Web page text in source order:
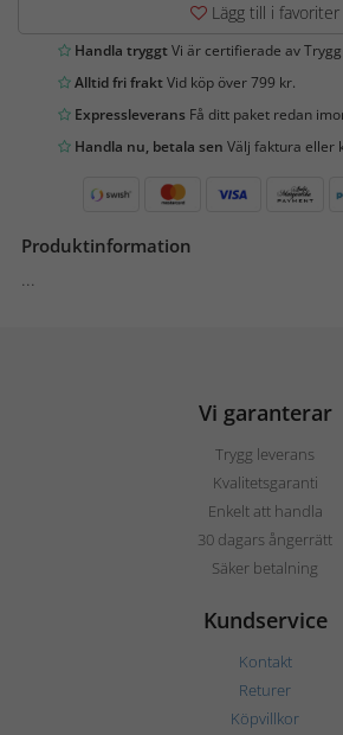
Lägg till i favoriter
Handla tryggtVi är certifierade av
Alltid fri fraktVid köp över 799 kr.
Expressleverans Få ditt paket redan
Handla nu, betala sen Välj faktura eller
Produktinformation
...
Vi garanterar
Trygg leverans
Kvalitetsgaranti
Enkelt att handla
30 dagars ångerrätt
Säker betalning
Kundservice
Kontakt
Returer
Köpvillkor